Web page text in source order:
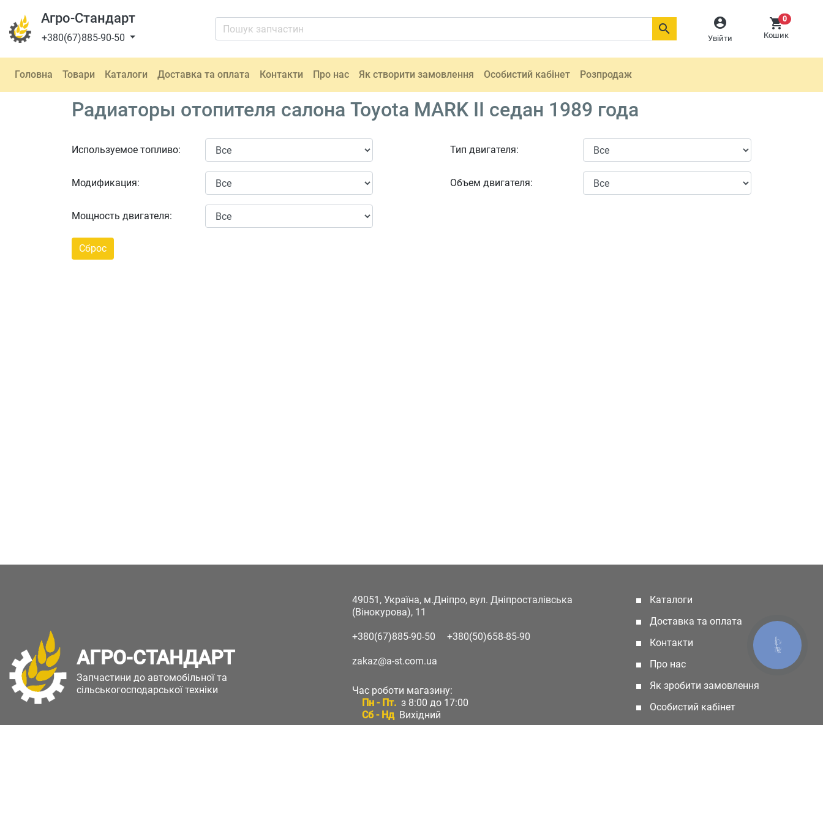
Агро-Стандарт
+380(67)885-90-50

Увійти
0
Кошик

Головна Товари Каталоги Доставка та оплата Контакти Про нас Як створити замовлення Особистий кабінет Розпродаж
Радиаторы отопителя салона Toyota MARK II седан 1989 года
Используемое топливо:
Модификация:
Мощность двигателя:
Тип двигателя:
Объем двигателя:
АГРО-СТАНДАРТ
Запчастини до автомобільної та
сільськогосподарської техніки
49051, Україна, м.Дніпро, вул. Дніпросталівська
(Вінокурова), 11
+380(67)885-90-50 +380(50)658-85-90
zakaz@a-st.com.ua
Час роботи магазину:
Пн - Пт. з 8:00 до 17:00
Сб - Нд Вихідний
Каталоги
Доставка та оплата
Контакти
Про нас
Як зробити замовлення
Особистий кабінет
КНОПКА
ЗВ'ЯЗКУ